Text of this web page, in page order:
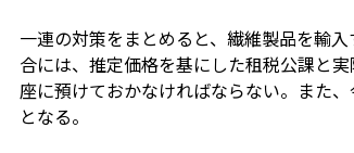
一連の対策をまとめると、繊維製品を輸
合には、推定価格を基にした租税公課と
座に預けておかなければならない。また
となる。